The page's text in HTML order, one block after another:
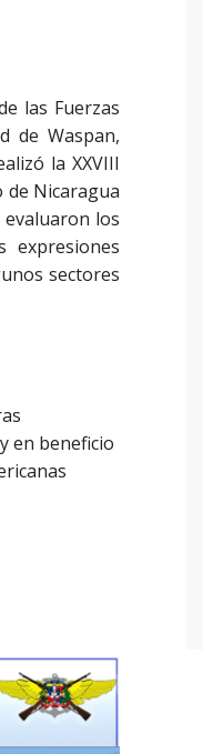
las Fuerzas
de Waspan,
la XXVIII
de Nicaragua
los
expresiones
sectores
en beneficio